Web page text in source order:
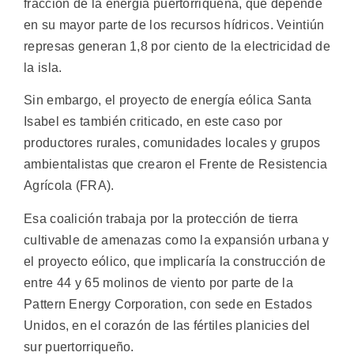
fracción de la energía puertorriqueña, que depende
en su mayor parte de los recursos hídricos. Veintiún
represas generan 1,8 por ciento de la electricidad de
la isla.
Sin embargo, el proyecto de energía eólica Santa
Isabel es también criticado, en este caso por
productores rurales, comunidades locales y grupos
ambientalistas que crearon el Frente de Resistencia
Agrícola (FRA).
Esa coalición trabaja por la protección de tierra
cultivable de amenazas como la expansión urbana y
el proyecto eólico, que implicaría la construcción de
entre 44 y 65 molinos de viento por parte de la
Pattern Energy Corporation, con sede en Estados
Unidos, en el corazón de las fértiles planicies del
sur puertorriqueño.